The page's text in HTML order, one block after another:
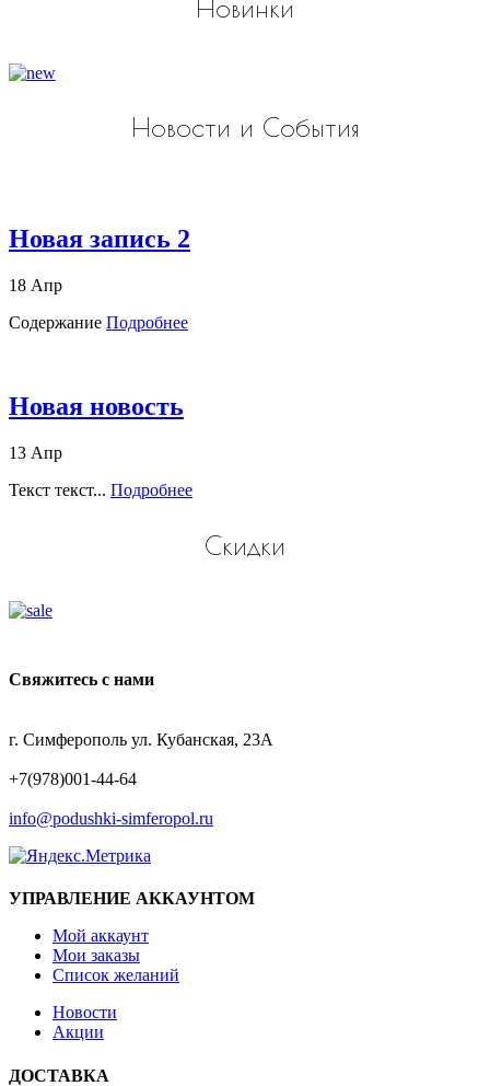
Новинки
Новости и События
Новая запись 2
18 Апр
Содержание Подробнее
Новая новость
13 Апр
Текст текст... Подробнее
Скидки
Свяжитесь с нами
г. Симферополь ул. Кубанская, 23А
+7(978)001-44-64
info@podushki-simferopol.ru
УПРАВЛЕНИЕ АККАУНТОМ
Мой аккаунт
Мои заказы
Список желаний
Новости
Акции
ДОСТАВКА